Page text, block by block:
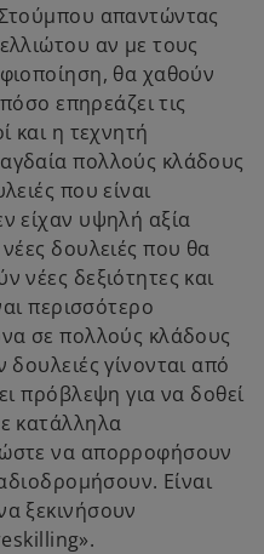
απαντώντας
αν με τους
θα χαθούν
επηρεάζει τις
και η τεχνητή
πολλούς κλάδους
που είναι
είχαν υψηλή αξία
δουλειές που θα
νέες δεξιότητες και
περισσότερο
σε πολλούς κλάδους
γίνονται από
πρόβλεψη για να δοθεί
κατάλληλα
να απορροφήσουν
Είναι
ξεκινήσουν